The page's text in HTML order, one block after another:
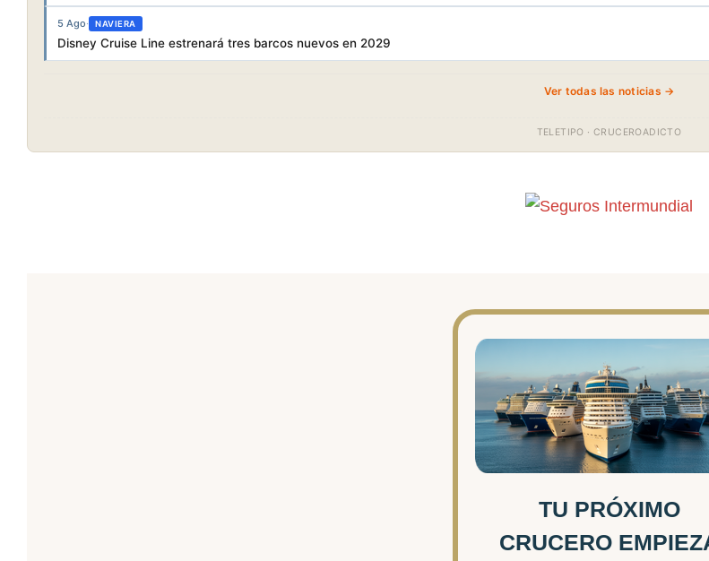
5 Ago· NAVIERA
Disney Cruise Line estrenará tres barcos nuevos en 2029
Ver todas las noticias →
TELETIPO · CRUCEROADICTO